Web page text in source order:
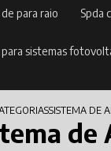
de para raio spda
para sistemas
SISTEMA DE
de